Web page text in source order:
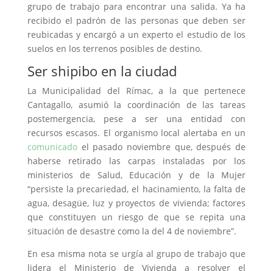
grupo de trabajo para encontrar una salida. Ya ha
recibido el padrón de las personas que deben ser
reubicadas y encargó a un experto el estudio de los
suelos en los terrenos posibles de destino.
Ser shipibo en la ciudad
La Municipalidad del Rímac, a la que pertenece
Cantagallo, asumió la coordinación de las tareas
postemergencia, pese a ser una entidad con
recursos escasos. El organismo local alertaba en un
comunicadoel pasado noviembre que, después de
haberse retirado las carpas instaladas por los
ministerios de Salud, Educación y de la Mujer
“persiste la precariedad, el hacinamiento, la falta de
agua, desagüe, luz y proyectos de vivienda; factores
que constituyen un riesgo de que se repita una
situación de desastre como la del 4 de noviembre”.
En esa misma nota se urgía al grupo de trabajo que
lidera el Ministerio de Vivienda a resolver el